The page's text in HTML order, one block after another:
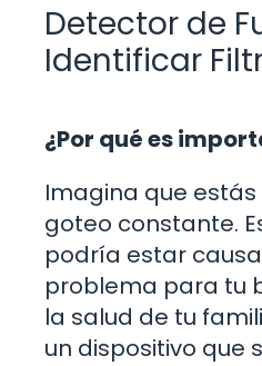
Detector de
Identificar
¿Por qué es
Imagina que
goteo constante.
podría estar
problema para tu
la salud de tu
un dispositivo que